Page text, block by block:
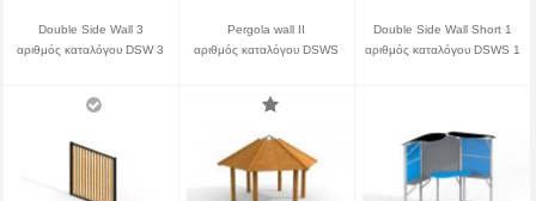
Double Side Wall 3
αριθμός καταλόγου DSW 3
Pergola wall II
αριθμός καταλόγου DSWS
Double Side Wall Short 1
αριθμός καταλόγου DSWS 1